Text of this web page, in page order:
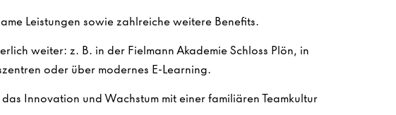
Leistungen sowie zahlreiche weitere Benefits.
weiter: z. B. in der Fielmann Akademie Schloss Plön, in
oder über modernes E-Learning.
Innovation und Wachstum mit einer familiären Teamkultur